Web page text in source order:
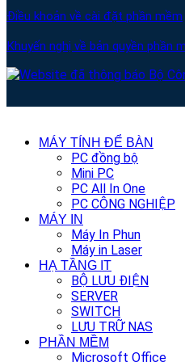
Điều khoản về cài đặt phần mềm
Khuyến nghị về bản quyền phần
MÁY TÍNH ĐỂ BÀN
PC đồng bộ
Mini PC
PC All In One
PC CÔNG NGHIỆP
MÁY IN
Máy In Phun
Máy in Laser
HẠ TẦNG IT
BỘ LƯU ĐIỆN
SERVER
SWITCH
LƯU TRỮ NAS
PHẦN MỀM
Microsoft Office